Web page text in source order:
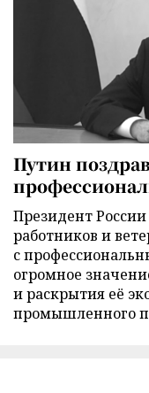
Путин
Президент
работников и
с
огромное
и раскрытия её
промышленного